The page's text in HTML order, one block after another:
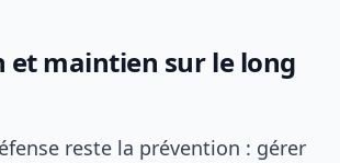
et maintien sur le long
reste la prévention : gérer